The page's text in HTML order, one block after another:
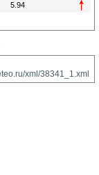
5.94
xml/38341_1.xml